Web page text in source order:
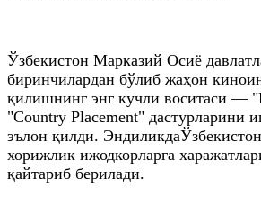
Ўзбекистон Марказий Осиё
биринчилардан бўлиб жаҳон
қилишнинг энг кучли воситаси —
"Country Placement" дастурларини
эълон қилди.
хорижлик ижодкорларга
қайтариб берилади.